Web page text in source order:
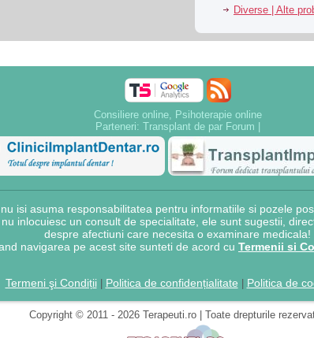
Diverse | Alte
Consiliere online, Psihoterapie online
Parteneri: Transplant de par Forum
isi asuma responsabilitatea pentru informatiile si pozele
inlocuiesc un consult de specialitate, ele sunt sugestii,
despre afectiuni care necesita o examinare medicala!
navigarea pe acest site sunteti de acord cu Termenii si
Termeni şi Condiții| Politica de confidențialitate Politica de
Copyright © 2011 - 2026 Terapeuti.ro | Toate drepturile